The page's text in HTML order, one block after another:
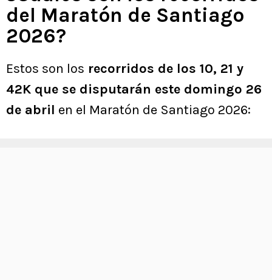
del Maratón de Santiago
2026?
Estos son los recorridos de los 10, 21 y
42K que se disputarán este domingo 26
de abril en el Maratón de Santiago 2026: